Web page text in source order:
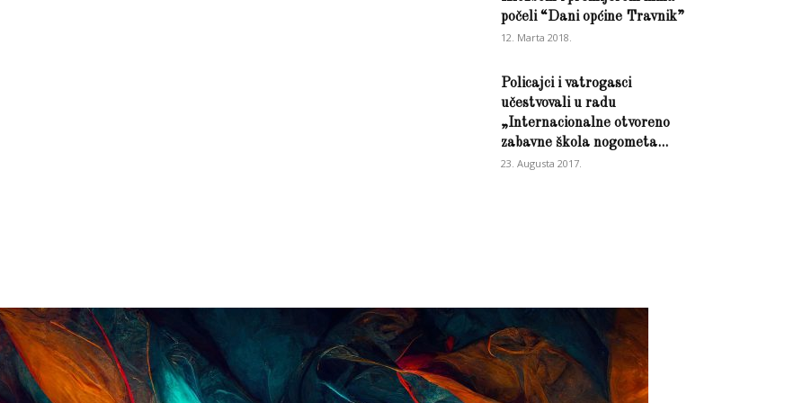
počeli “Dani općine Travnik”
12. Marta 2018.
Policajci i vatrogasci
učestvovali u radu
„Internacionalne otvoreno
zabavne škola nogometa...
23. Augusta 2017.